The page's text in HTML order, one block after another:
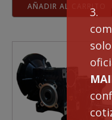
3.
AÑADIR AL CARRITO